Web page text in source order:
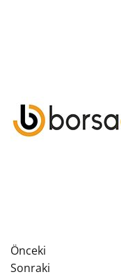
Önceki
Sonraki